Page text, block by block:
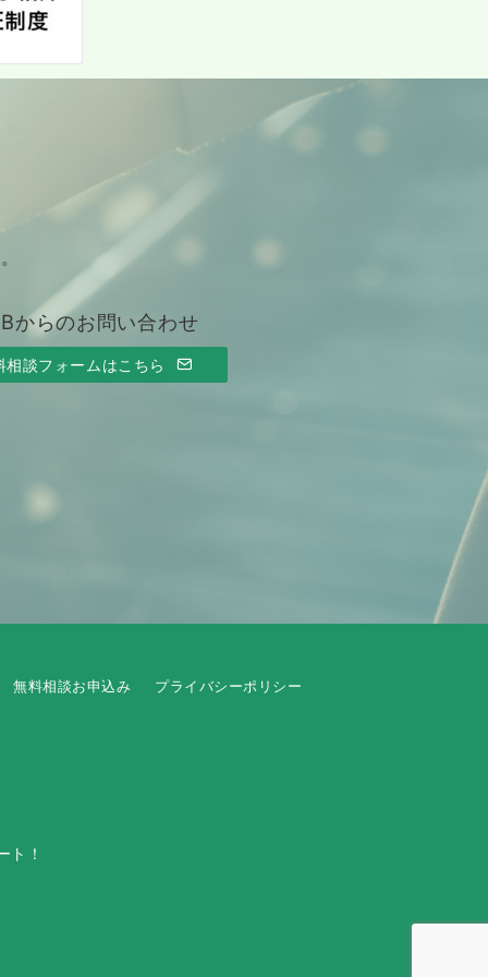
からのお問い合わせ
相談フォームはこちら
無料相談お申込み プライバシーポリシー
ト！